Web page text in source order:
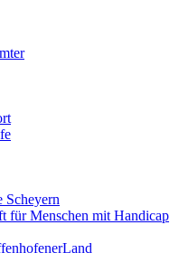
Scheyern
für Menschen mit Handicap